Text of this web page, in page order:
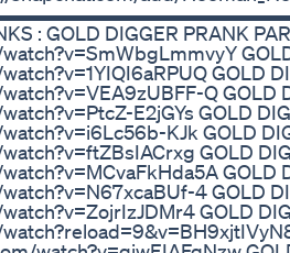
🤑
: GOLD DIGGER PRANK
GOLD
Q GOLD
E2jGYs GOLD
KJk GOLD
GOLD
GOLD
4 GOLD
GOLD